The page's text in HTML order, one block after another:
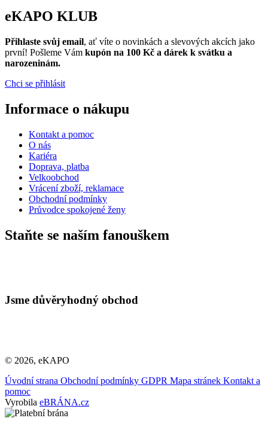
eKAPO KLUB
Přihlaste svůj email, ať víte o novinkách a slevových akcích jako
první! Pošleme Vám kupón na 100 Kč a dárek k svátku a
narozeninám.
Chci se přihlásit
Informace o nákupu
Kontakt a pomoc
O nás
Kariéra
Doprava, platba
Velkoobchod
Vrácení zboží, reklamace
Obchodní podmínky
Průvodce spokojené ženy
Staňte se naším fanouškem
Jsme důvěryhodný obchod
© 2026, eKAPO
Úvodní strana Obchodní podmínky GDPR Mapa stránek Kontakt a
pomoc
Vyrobila eBRÁNA.cz